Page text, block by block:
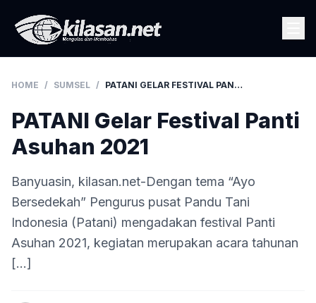
HOME / SUMSEL / PATANI GELAR FESTIVAL PANTI ASUHAN 2021
PATANI Gelar Festival Panti
Asuhan 2021
Banyuasin, kilasan.net-Dengan tema “Ayo
Bersedekah” Pengurus pusat Pandu Tani
Indonesia (Patani) mengadakan festival Panti
Asuhan 2021, kegiatan merupakan acara tahunan
[…]